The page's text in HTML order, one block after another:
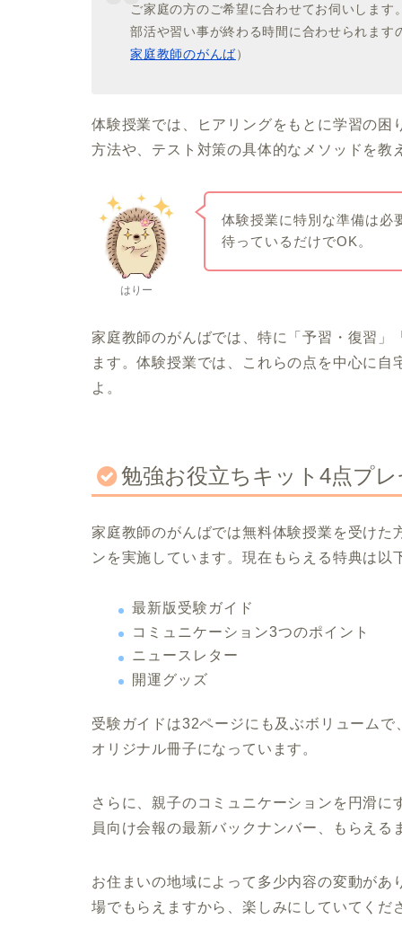
ご家庭の方のご希望に合わせてお伺いしま
部活や習い事が終わる時間に合わせられます
家庭教師のがんば）
体験授業では、ヒアリングをもとに学習の困
方法や、テスト対策の具体的なメソッドを教
はりー
体験授業に特別な準備は必
待っているだけでOK。
家庭教師のがんばでは、特に「予習・復習
ます。体験授業では、これらの点を中心に
よ。
勉強お役立ちキット4点プ
家庭教師のがんばでは無料体験授業を受け
ンを実施しています。現在もらえる特典は以
最新版受験ガイド
コミュニケーション3つのポイント
ニュースレター
開運グッズ
受験ガイドは32ページにも及ぶボリューム
オリジナル冊子になっています。
さらに、親子のコミュニケーションを円滑
員向け会報の最新バックナンバー、もらえる
お住まいの地域によって多少内容の変動が
場でもらえますから、楽しみにしていてくだ